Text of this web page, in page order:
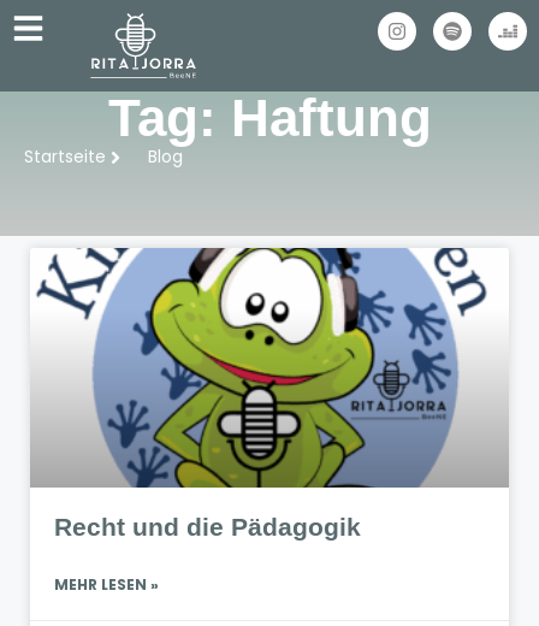
Tag: Haftung
Startseite Blog
Recht und die Pädagogik
MEHR LESEN »